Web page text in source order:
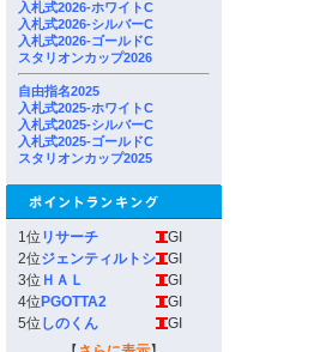
入札式2026-ホワイトC
入札式2026-シルバーC
入札式2026-ゴールドC
スタリオンカップ2026
自由指名2025
入札式2025-ホワイトC
入札式2025-シルバーC
入札式2025-ゴールドC
スタリオンカップ2025
1位 リサーチ
GI
2位ジェンティルトシ
GI
3位 ＨＡＬ
GI
4位 PGOTTA2
GI
5位 しのくん
GI